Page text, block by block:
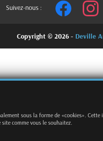
Suivez-nous :
Copyright © 2026 - Deville
sous la forme de «cookies».
comme vous le souhaitez.